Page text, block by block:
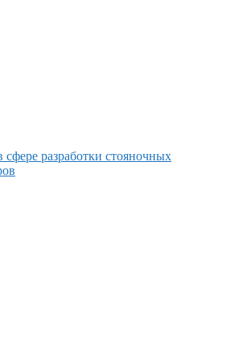
разработки стояночных